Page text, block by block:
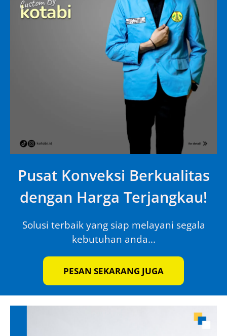
Pusat Konveksi Berkualitas
dengan Harga Terjangkau!
Solusi terbaik yang siap melayani segala
kebutuhan anda...
PESAN SEKARANG JUGA